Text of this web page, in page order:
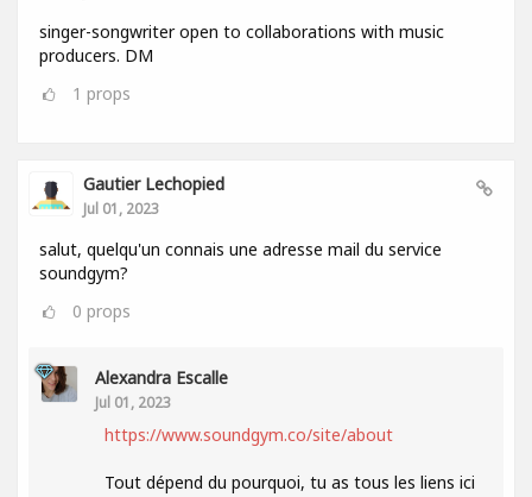
singer-songwriter open to collaborations with music
producers. DM
1 props
Gautier Lechopied
Jul 01, 2023
salut, quelqu'un connais une adresse mail du service
soundgym?
0 props
Alexandra Escalle
Jul 01, 2023
https://www.soundgym.co/site/about
Tout dépend du pourquoi, tu as tous les liens ici